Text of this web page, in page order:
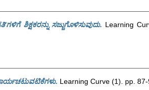
ಶಿಕ್ಷಕರನ್ನು ಸಜ್ಜುಗೊಳಿಸುವುದು. Learning
Learning Curve (1). pp.